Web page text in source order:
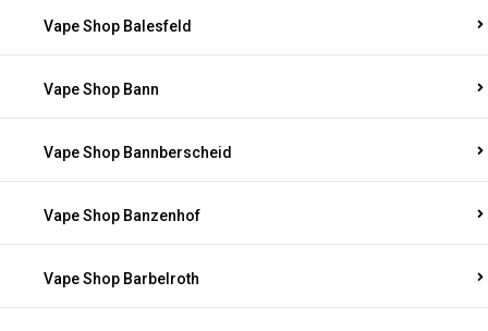
Vape Shop Balesfeld
Vape Shop Bann
Vape Shop Bannberscheid
Vape Shop Banzenhof
Vape Shop Barbelroth